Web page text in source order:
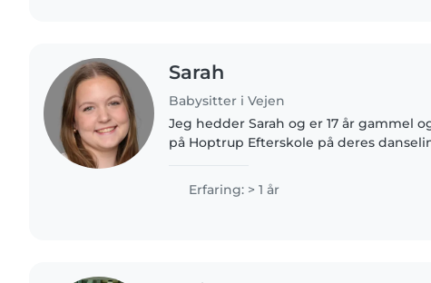
Sarah
Babysitter i Vejen
Jeg hedder Sarah og er 17 år gammel
på Hoptrup Efterskole på deres
Erfaring: > 1 år